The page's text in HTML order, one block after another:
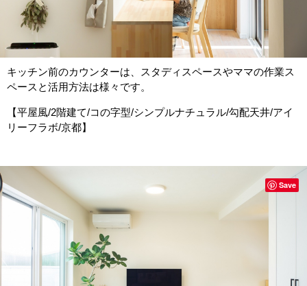
キッチン前のカウンターは、スタディスペースやママの作業ス
ペースと活用方法は様々です。
【平屋風/2階建て/コの字型/シンプルナチュラル/勾配天井/アイ
リーフラボ/京都】
Save